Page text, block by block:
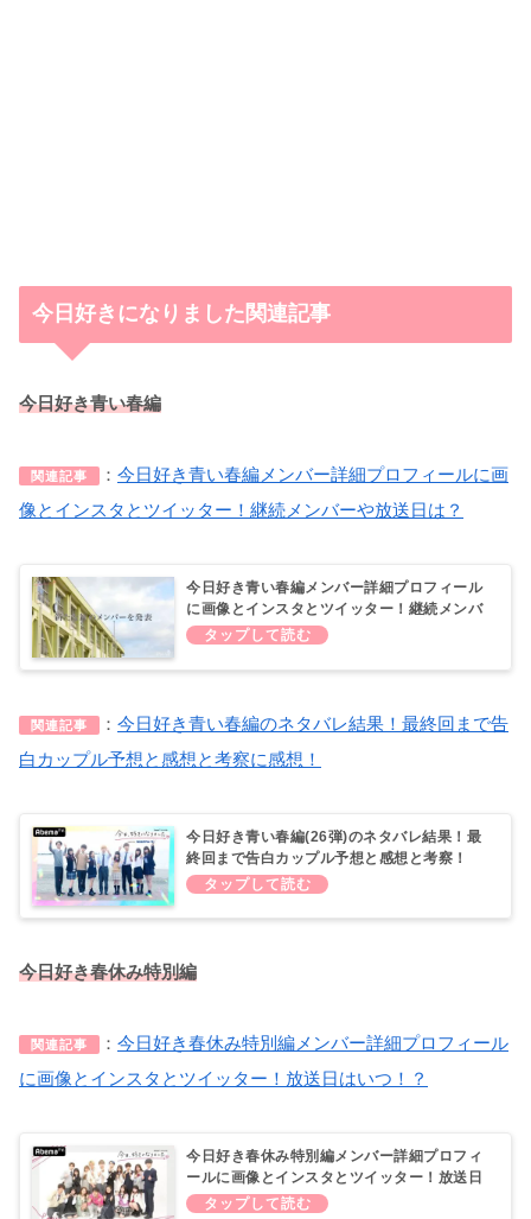
今日好きになりました関連記事
今日好き青い春編
関連記事 ： 今日好き青い春編メンバー詳細プロフィールに画
像とインスタとツイッター！継続メンバーや放送日は？
今日好き青い春編メンバー詳細プロフィール
に画像とインスタとツイッター！継続メンバ
ーや放送日に舞台はどこ？
関連記事 ： 今日好き青い春編のネタバレ結果！最終回まで告
白カップル予想と感想と考察に感想！
今日好き青い春編(26弾)のネタバレ結果！最
終回まで告白カップル予想と感想と考察！
【AbemaTV】
今日好き春休み特別編
関連記事 ： 今日好き春休み特別編メンバー詳細プロフィール
に画像とインスタとツイッター！放送日はいつ！？
今日好き春休み特別編メンバー詳細プロフィ
ールに画像とインスタとツイッター！放送日
はいつ！？